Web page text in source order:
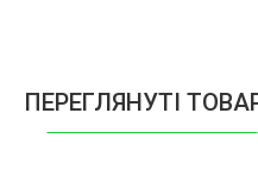
ПЕРЕГЛЯНУТІ